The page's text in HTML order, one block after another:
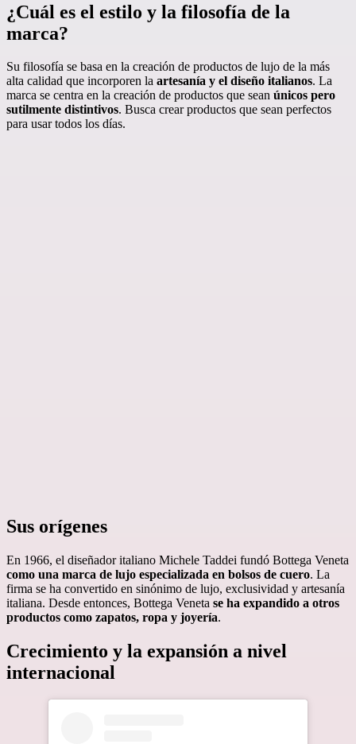
¿Cuál es el estilo y la filosofía de la
marca?
Su filosofía se basa en la creación de productos de lujo de la más
alta calidad que incorporen la artesanía y el diseño italianos. La
marca se centra en la creación de productos que sean únicos pero
sutilmente distintivos. Busca crear productos que sean perfectos
para usar todos los días.
Sus orígenes
En 1966, el diseñador italiano Michele Taddei fundó Bottega Veneta
como una marca de lujo especializada en bolsos de cuero. La
firma se ha convertido en sinónimo de lujo, exclusividad y artesanía
italiana. Desde entonces, Bottega Veneta se ha expandido a otros
productos como zapatos, ropa y joyería.
Crecimiento y la expansión a nivel
internacional